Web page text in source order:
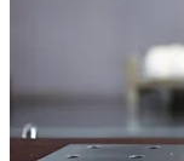
Bánh
Bánh
Bánh
Master